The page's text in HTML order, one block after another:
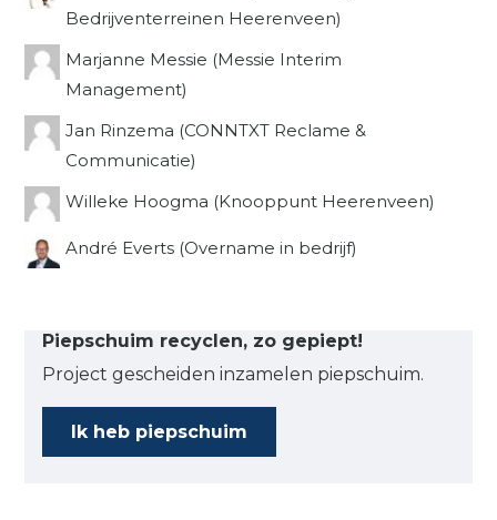
Bedrijventerreinen Heerenveen)
Marjanne Messie (Messie Interim
Management)
Jan Rinzema (CONNTXT Reclame &
Communicatie)
Willeke Hoogma (Knooppunt Heerenveen)
André Everts (Overname in bedrijf)
Piepschuim recyclen, zo gepiept!
Project gescheiden inzamelen piepschuim.
Ik heb piepschuim